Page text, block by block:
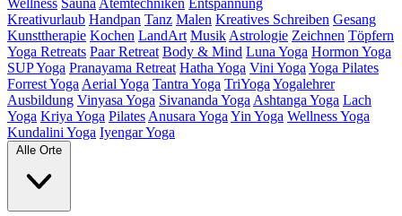
Wellness Sauna Atemtechniken Entspannung
Kreativurlaub Handpan Tanz Malen Kreatives Schreiben Gesang
Kunsttherapie Kochen LandArt Musik Astrologie Zeichnen Töpfern
Yoga Retreats Paar Retreat Body & Mind Luna Yoga Hormon Yoga
SUP Yoga Pranayama Retreat Hatha Yoga Vini Yoga Yoga Pilates
Forrest Yoga Aerial Yoga Tantra Yoga TriYoga Yogalehrer
Ausbildung Vinyasa Yoga Sivananda Yoga Ashtanga Yoga Lach
Yoga Kriya Yoga Pilates Anusara Yoga Yin Yoga Wellness Yoga
Kundalini Yoga Iyengar Yoga
Alle Orte